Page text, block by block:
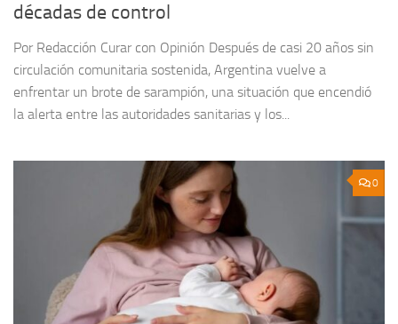
décadas de control
Por Redacción Curar con Opinión Después de casi 20 años sin
circulación comunitaria sostenida, Argentina vuelve a
enfrentar un brote de sarampión, una situación que encendió
la alerta entre las autoridades sanitarias y los...
0